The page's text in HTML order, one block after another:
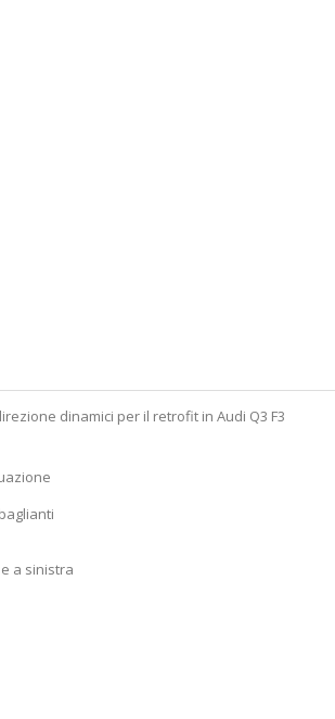
dinamici per il retrofit in Audi Q3 F3
a sinistra